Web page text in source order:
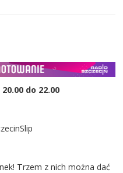
do 22.00
Trzem z nich można dać